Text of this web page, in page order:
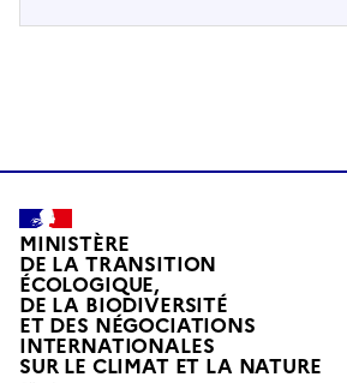
MINISTÈRE
DE LA TRANSITION
ÉCOLOGIQUE,
DE LA BIODIVERSITÉ
ET DES NÉGOCIATIONS
INTERNATIONALES
SUR LE CLIMAT ET LA NATUREL